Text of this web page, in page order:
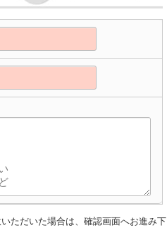
ただいた場合は、確認画面へお進み下